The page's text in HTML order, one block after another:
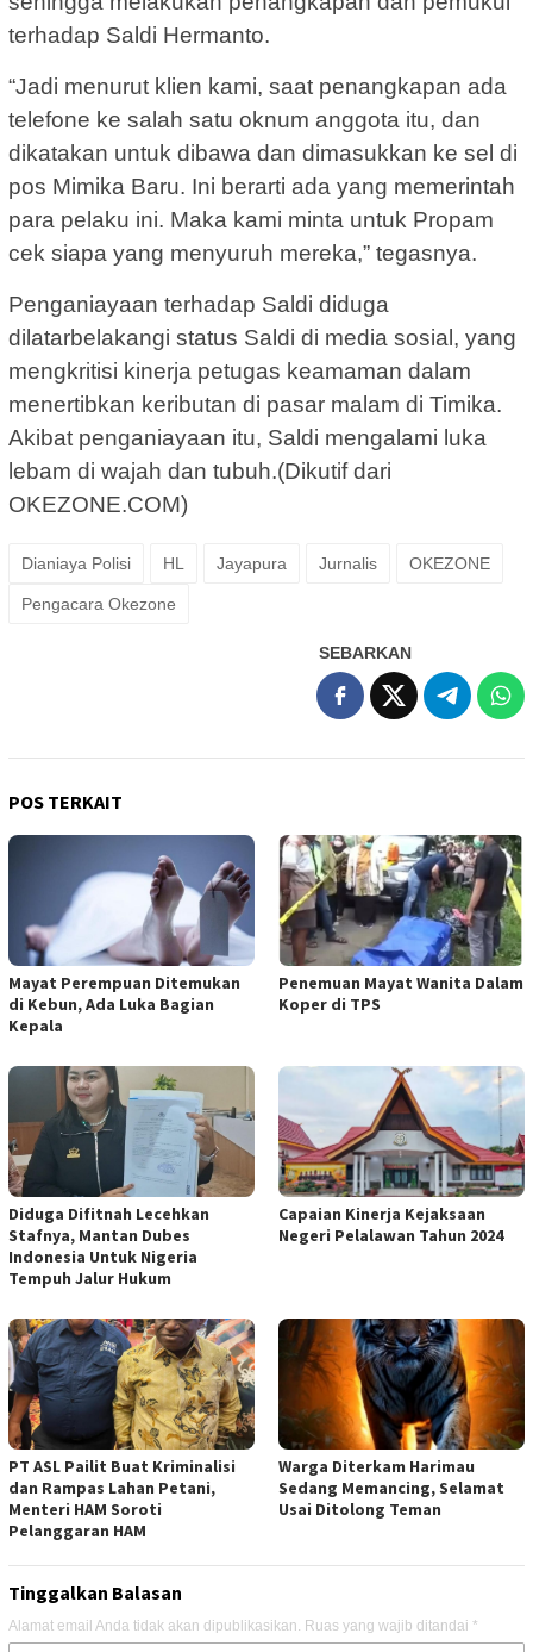
terhadap Saldi Hermanto.
“Jadi menurut klien kami, saat penangkapan ada
telefone ke salah satu oknum anggota itu, dan
dikatakan untuk dibawa dan dimasukkan ke sel di
pos Mimika Baru. Ini berarti ada yang memerintah
para pelaku ini. Maka kami minta untuk Propam
cek siapa yang menyuruh mereka,” tegasnya.
Penganiayaan terhadap Saldi diduga
dilatarbelakangi status Saldi di media sosial, yang
mengkritisi kinerja petugas keamaman dalam
menertibkan keributan di pasar malam di Timika.
Akibat penganiayaan itu, Saldi mengalami luka
lebam di wajah dan tubuh.(Dikutif dari
OKEZONE.COM)
Dianiaya Polisi HL Jayapura Jurnalis OKEZONE
Pengacara Okezone
SEBARKAN
POS TERKAIT
Mayat Perempuan Ditemukan
di Kebun, Ada Luka Bagian
Kepala
Penemuan Mayat Wanita Dalam
Koper di TPS
Diduga Difitnah Lecehkan
Stafnya, Mantan Dubes
Indonesia Untuk Nigeria
Tempuh Jalur Hukum
Capaian Kinerja Kejaksaan
Negeri Pelalawan Tahun 2024
PT ASL Pailit Buat Kriminalisi
dan Rampas Lahan Petani,
Menteri HAM Soroti
Pelanggaran HAM
Warga Diterkam Harimau
Sedang Memancing, Selamat
Usai Ditolong Teman
Tinggalkan Balasan
Alamat email Anda tidak akan dipublikasikan. Ruas yang wajib ditandai *